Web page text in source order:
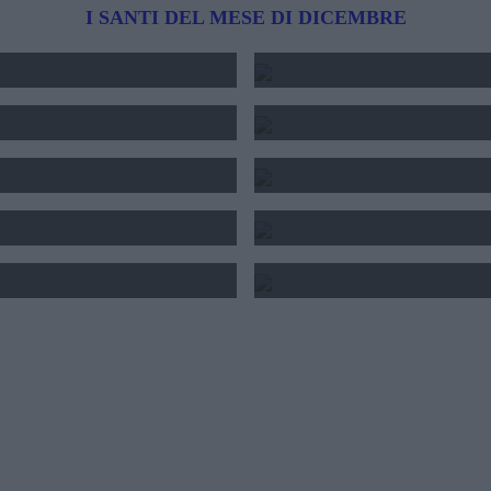
I SANTI DEL MESE DI DICEMBRE
2025 -